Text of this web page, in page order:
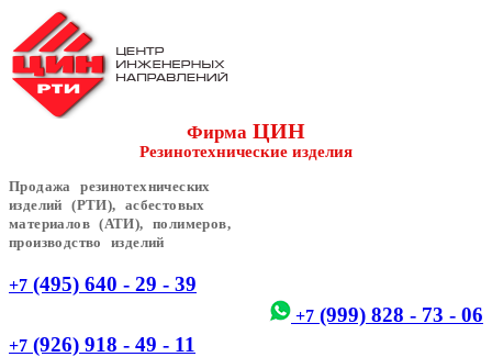
Фирма ЦИН
Резинотехнические изделия
Продажа резинотехнических
изделий (РТИ), асбестовых
материалов (АТИ), полимеров,
производство изделий
+7 (495) 640 - 29 - 39
+7 (999) 828 - 73 - 06
+7 (926) 918 - 49 - 11